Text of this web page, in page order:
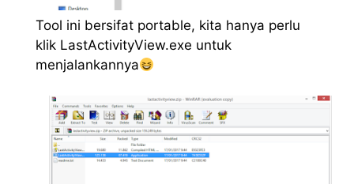
Tool ini bersifat portable, kita hanya perlu
klik LastActivityView.exe untuk
menjalankannya